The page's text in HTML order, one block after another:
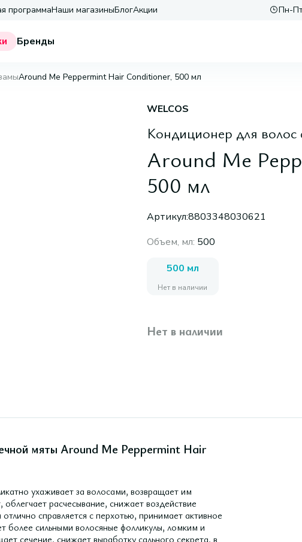
программаНаши магазиныБлогАкции Пн-
Бренды
Around Me Peppermint Hair Conditioner, 500 мл
WELCOS
Кондиционер для волос
Around Me
500 мл
Артикул:8803348030621
Объем, мл: 500
500 мл
Нет в наличии
Нет в наличии
мяты Around Me Peppermint Hair
ухаживает за волосами, возвращает им
расчесывание, снижает воздействие
справляется с перхотью, принимает активное
более сильными волосяные фолликулы, ломким и
сечение, снижает выработку сального секрета, в